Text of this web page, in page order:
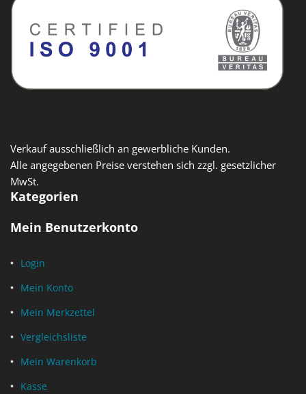
Verkauf ausschließlich an gewerbliche Kunden.
Alle angegebenen Preise verstehen sich zzgl. gesetzlicher
MwSt.
Kategorien
Mein Benutzerkonto
Login
Mein Konto
Mein Merkzettel
Vergleichsliste
Mein Warenkorb
Kasse